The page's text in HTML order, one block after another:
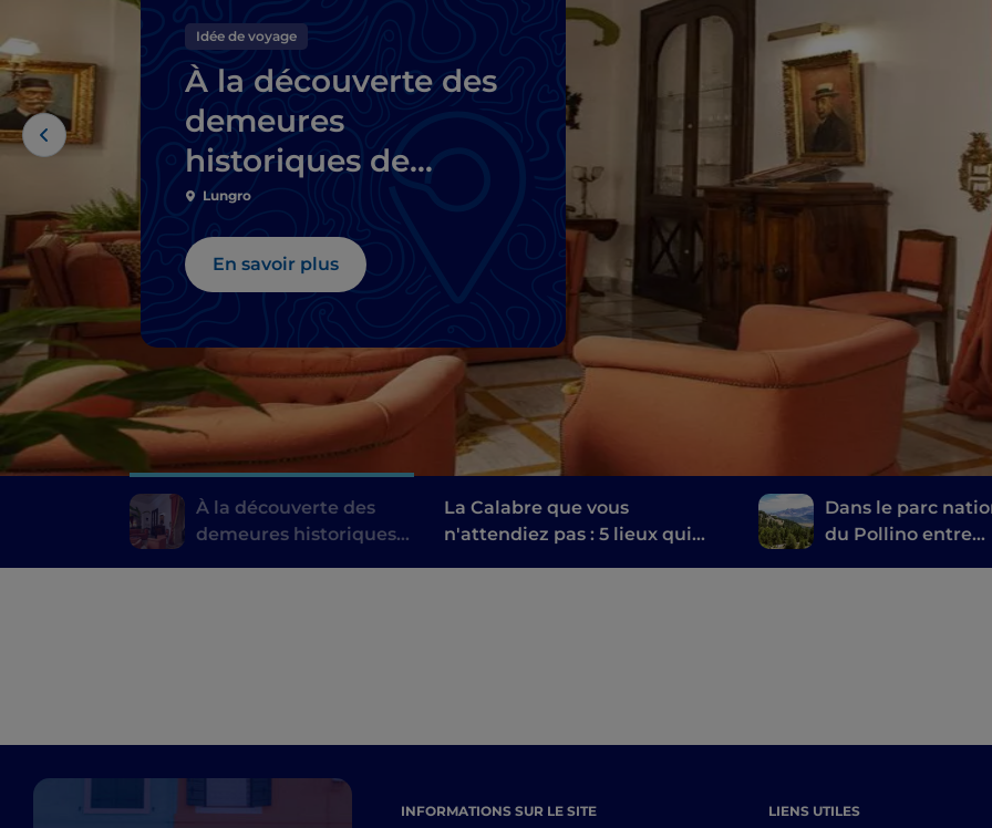
Idée de voyage
À la découverte des
demeures
historiques de
Calabre
Lungro
En savoir plus
À la découverte des
demeures historiques
La Calabre que vous
n'attendiez pas : 5 lieux qui
Dans le parc
du Pollino entre
INFORMATIONS SUR LE SITE LIENS UTILES